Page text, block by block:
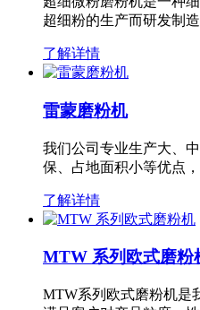
超细粉的生产而研发制
了解详情
雷蒙磨粉机
我们公司专业生产大、
保、占地面积小等优点
了解详情
MTW 系列欧式磨粉
MTW系列欧式磨粉机是